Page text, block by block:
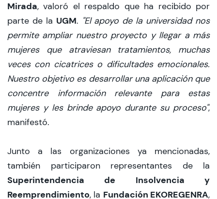
Mirada, valoró el respaldo que ha recibido por
parte de la UGM. "El apoyo de la universidad nos
permite ampliar nuestro proyecto y llegar a más
mujeres que atraviesan tratamientos, muchas
veces con cicatrices o dificultades emocionales.
Nuestro objetivo es desarrollar una aplicación que
concentre información relevante para estas
mujeres y les brinde apoyo durante su proceso",
manifestó.
Junto a las organizaciones ya mencionadas,
también participaron representantes de la
Superintendencia de Insolvencia y
Reemprendimiento, la Fundación EKOREGENRA,